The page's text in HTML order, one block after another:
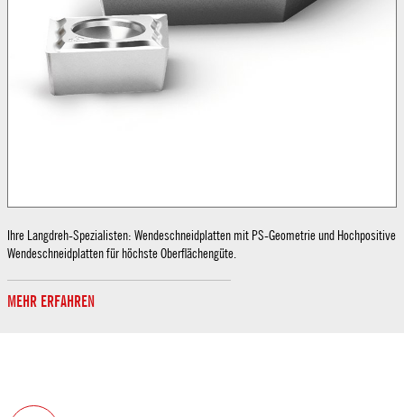
Ihre Langdreh-Spezialisten: Wendeschneidplatten mit PS-Geometrie und Hochpositive
Wendeschneidplatten für höchste Oberflächengüte.
MEHR ERFAHREN